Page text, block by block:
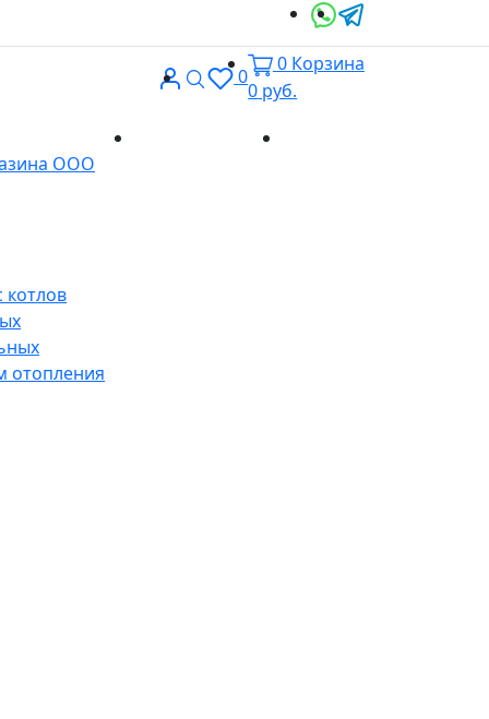
ВходПоиск
0
0 Корзина
0 руб.
ООО
котлов
отопления